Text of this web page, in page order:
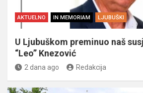
AKTUELNO IN MEMORIAM LJUBUŠKI
U Ljubuškom preminuo naš
“Leo” Knezović
2 dana ago Redakcija